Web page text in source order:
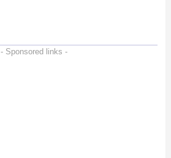
- Sponsored links -